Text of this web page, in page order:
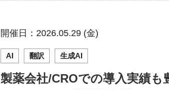
協賛・協力
開催日：2026.05.29 (金)
AI 翻訳 生成AI
製薬会社/CROでの導入実績